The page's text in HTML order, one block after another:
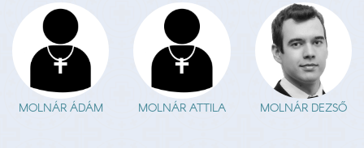
MOLNÁR ÁDÁM MOLNÁR ATTILA MOLNÁR DEZSŐ